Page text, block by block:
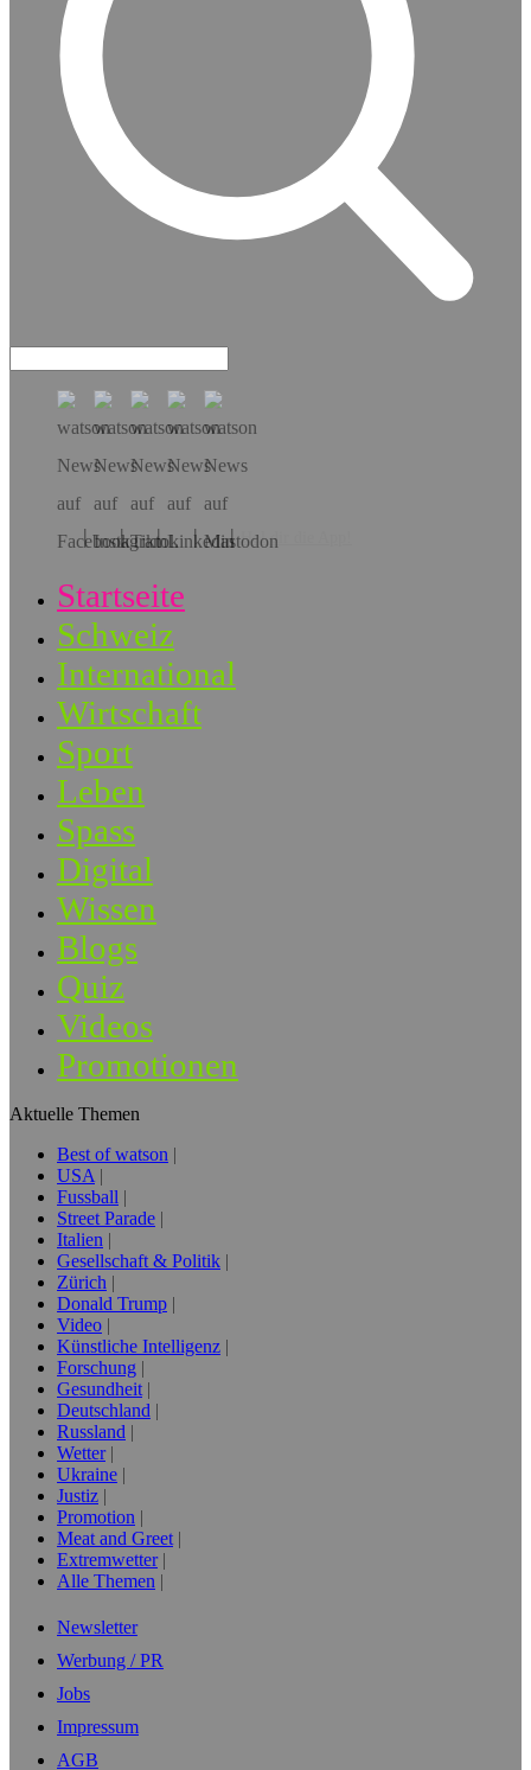
Hol dir die App!
Startseite
Schweiz
International
Wirtschaft
Sport
Leben
Spass
Digital
Wissen
Blogs
Quiz
Videos
Promotionen
Aktuelle Themen
Best of watson
USA
Fussball
Street Parade
Italien
Gesellschaft & Politik
Zürich
Donald Trump
Video
Künstliche Intelligenz
Forschung
Gesundheit
Deutschland
Russland
Wetter
Ukraine
Justiz
Promotion
Meat and Greet
Extremwetter
Alle Themen
Newsletter
Werbung / PR
Jobs
Impressum
AGB